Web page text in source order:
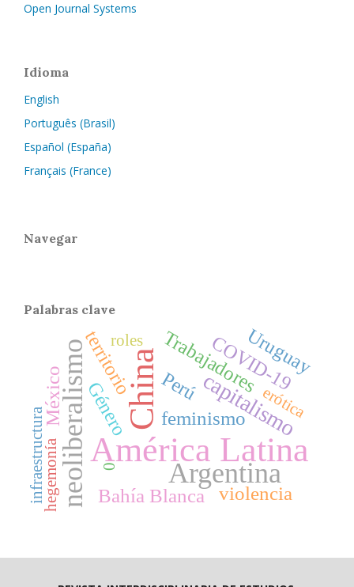
Open Journal Systems
Idioma
English
Português (Brasil)
Español (España)
Français (France)
Navegar
Palabras clave
América Latina
China
Argentina
neoliberalismo capitalismo
feminismo
Trabajadores
COVID-19
Bahía Blanca
Género
territorio Uruguay
México Perú
violencia
infraestructura
erótica
roles
hegemonía 0